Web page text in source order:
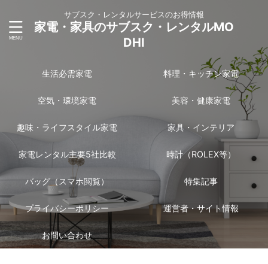
サブスク・レンタルサービスのお得情報
家電・家具のサブスク・レンタルMO
DHI
生活必需家電 料理・キッチン家電
空気・環境家電 美容・健康家電
趣味・ライフスタイル家電 家具・インテリア
家電レンタル主要5社比較 時計（ROLEX等）
バッグ（スマホ閲覧） 特集記事
プライバシーポリシー 運営者・サイト情報
お問い合わせ